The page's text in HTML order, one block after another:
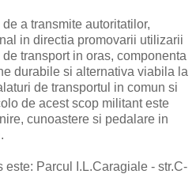
a transmite autoritatilor,
in directia promovarii utilizarii
transport in oras, componenta
durabile si alternativa viabila la
de transportul in comun si
de acest scop militant este
cunoastere si pedalare in
este: Parcul I.L.Caragiale - str.C-